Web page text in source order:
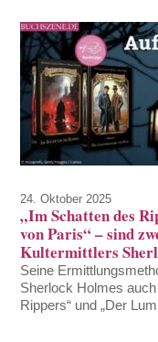
24. Oktober 2025
„Im Schatten des
von Paris“ – sind
Kultermittlers
Seine
Sherlock Holmes
Rippers“ und „Der